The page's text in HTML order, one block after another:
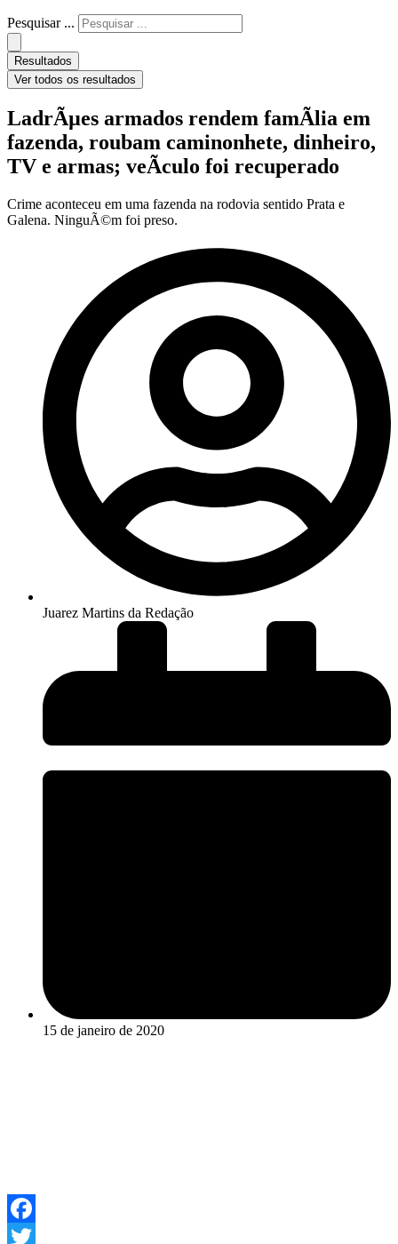
Pesquisar ...
Resultados
Ver todos os resultados
LadrÃµes armados rendem famÃ­lia em
fazenda, roubam caminonhete, dinheiro,
TV e armas; veÃ­culo foi recuperado
Crime aconteceu em uma fazenda na rodovia sentido Prata e
Galena. NinguÃ©m foi preso.
Juarez Martins da Redação
15 de janeiro de 2020
Facebook